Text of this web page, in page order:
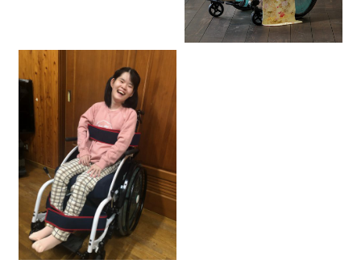
0120-87-4580
(営業時間：9:00〜17:00 / 休日：土日祝)
※ご利用日が近い方は休日でもご連絡ください
お問い合わせ・資料請求